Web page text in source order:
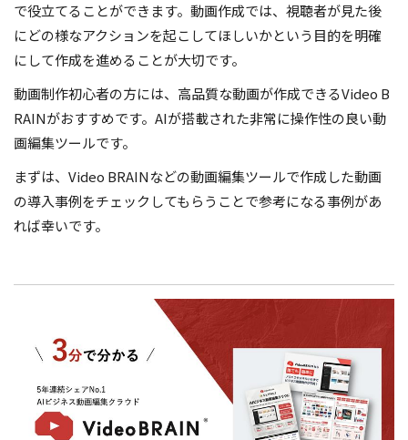
で役立てることができます。動画作成では、視聴者が見た後
にどの様なアクションを起こしてほしいかという目的を明確
にして作成を進めることが大切です。
動画制作初心者の方には、高品質な動画が作成できるVideo B
RAINがおすすめです。AIが搭載された非常に操作性の良い動
画編集ツールです。
まずは、Video BRAINなどの動画編集ツールで作成した動画
の導入事例をチェックしてもらうことで参考になる事例があ
れば幸いです。